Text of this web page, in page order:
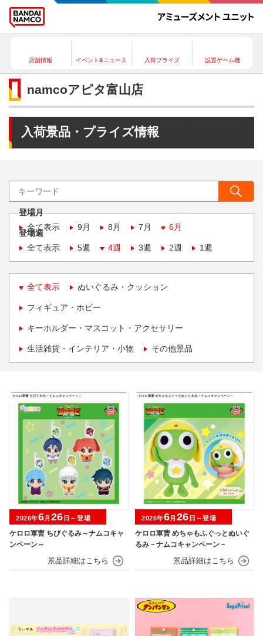
店舗情報 イベント&ニュース 入荷プライズ 設置ゲーム機
namcoアピタ富山店
入荷景品・プライズ情報
登場月
全て表示
9月 8月 7月 6月
登場週
全て表示
5週 4週 3週 2週 1週
全て表示 ぬいぐるみ・クッション
フィギュア・ホビー
キーホルダー・マスコット・アクセサリー
生活雑貨・インテリア・小物 その他景品
ケロロ軍曹 ちびぐるみ～ナムコキャ
ンペーン～
2026年6月 26 日～登場
ケロロ軍曹 めちゃもふぐっとぬいぐ
るみ－ナムコキャンペーン－
2026年6月 26 日～登場